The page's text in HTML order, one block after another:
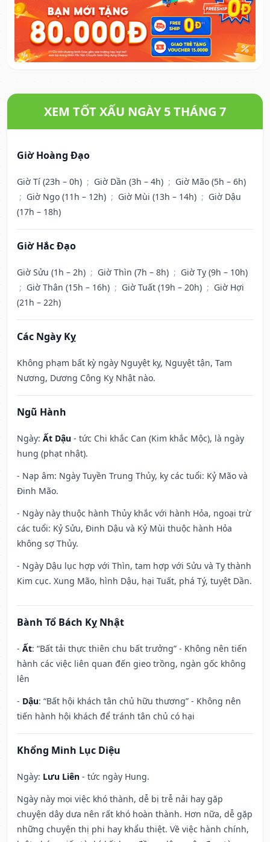
XEM TỐT XẤU NGÀY 5 THÁNG 7
Giờ Hoàng Đạo
Giờ Tí (23h – 0h) ; Giờ Dần (3h – 4h) ; Giờ Mão (5h – 6h)
; Giờ Ngọ (11h – 12h) ; Giờ Mùi (13h – 14h) ; Giờ Dậu
(17h – 18h)
Giờ Hắc Đạo
Giờ Sửu (1h – 2h) ; Giờ Thìn (7h – 8h) ; Giờ Tỵ (9h – 10h)
; Giờ Thân (15h – 16h) ; Giờ Tuất (19h – 20h) ; Giờ Hợi
(21h – 22h)
Các Ngày Kỵ
Không phạm bất kỳ ngày Nguyệt kỵ, Nguyệt tận, Tam
Nương, Dương Công Kỵ Nhật nào.
Ngũ Hành
Ngày: Ất Dậu - tức Chi khắc Can (Kim khắc Mộc), là ngày
hung (phạt nhật).
- Nạp âm: Ngày Tuyền Trung Thủy, kỵ các tuổi: Kỷ Mão và
Đinh Mão.
- Ngày này thuộc hành Thủy khắc với hành Hỏa, ngoại trừ
các tuổi: Kỷ Sửu, Đinh Dậu và Kỷ Mùi thuộc hành Hỏa
không sợ Thủy.
- Ngày Dậu lục hợp với Thìn, tam hợp với Sửu và Tỵ thành
Kim cục. Xung Mão, hình Dậu, hại Tuất, phá Tý, tuyệt Dần.
Bành Tổ Bách Kỵ Nhật
- Ất: “Bất tải thực thiên chu bất trưởng” - Không nên tiến
hành các việc liên quan đến gieo trồng, ngàn gốc không
lên
- Dậu: “Bất hội khách tân chủ hữu thương” - Không nên
tiến hành hội khách để tránh tân chủ có hại
Khổng Minh Lục Diệu
Ngày: Lưu Liên - tức ngày Hung.
Ngày này mọi việc khó thành, dễ bị trễ nải hay gặp
chuyện dây dưa nên rất khó hoàn thành. Hơn nữa, dễ gặp
những chuyện thị phi hay khẩu thiệt. Về việc hành chính,